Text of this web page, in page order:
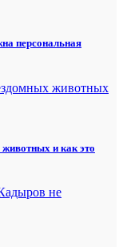
персональная
и как это